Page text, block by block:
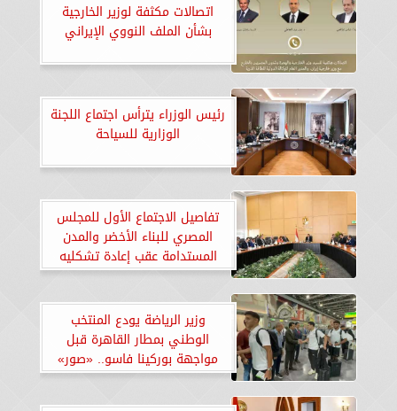
اتصالات مكثفة لوزير الخارجية
بشأن الملف النووي الإيراني
رئيس الوزراء يترأس اجتماع اللجنة
الوزارية للسياحة
تفاصيل الاجتماع الأول للمجلس
المصري للبناء الأخضر والمدن
المستدامة عقب إعادة تشكليه
وزير الرياضة يودع المنتخب
الوطني بمطار القاهرة قبل
مواجهة بوركينا فاسو.. «صور»